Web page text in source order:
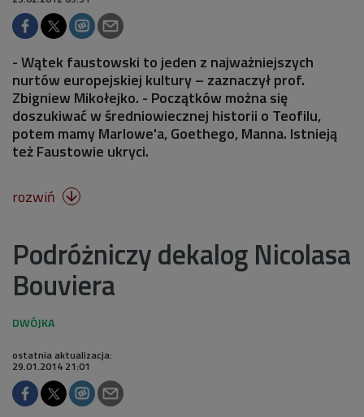
- Wątek faustowski to jeden z najważniejszych
nurtów europejskiej kultury – zaznaczył prof.
Zbigniew Mikołejko. - Początków można się
doszukiwać w średniowiecznej historii o Teofilu,
potem mamy Marlowe'a, Goethego, Manna. Istnieją
też Faustowie ukryci.
rozwiń 
Podróżniczy dekalog Nicolasa
Bouviera
ostatnia aktualizacja:
29.01.2014 21:01